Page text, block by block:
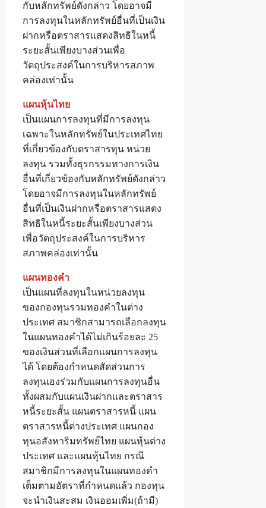
กับหลักทรัพย์ดังกล่าว โดยอาจมี
การลงทุนในหลักทรัพย์อื่นที่เป็นเงิน
ฝากหรือตราสารแสดงสิทธิในหนี้
ระยะสั้นเพียงบางส่วนเพื่อ
วัตถุประสงค์ในการบริหารสภาพ
คล่องเท่านั้น
แผนหุ้นไทย
เป็นแผนการลงทุนที่มีการลงทุน
เฉพาะในหลักทรัพย์ในประเทศไทย
ที่เกี่ยวข้องกับตราสารทุน หน่วย
ลงทุน รวมทั้งธุรกรรมทางการเงิน
อื่นที่เกี่ยวข้องกับหลักทรัพย์ดังกล่าว
โดยอาจมีการลงทุนในหลักทรัพย์
อื่นที่เป็นเงินฝากหรือตราสารแสดง
สิทธิในหนี้ระยะสั้นเพียงบางส่วน
เพื่อวัตถุประสงค์ในการบริหาร
สภาพคล่องเท่านั้น
แผนทองคำ
เป็นแผนที่ลงทุนในหน่วยลงทุน
ของกองทุนรวมทองคำในต่าง
ประเทศ สมาชิกสามารถเลือกลงทุน
ในแผนทองคำได้ไม่เกินร้อยละ 25
ของเงินส่วนที่เลือกแผนการลงทุน
ได้ โดยต้องกำหนดสัดส่วนการ
ลงทุนเองร่วมกับแผนการลงทุนอื่น
ทั้งผสมกับแผนเงินฝากและตราสาร
หนี้ระยะสั้น แผนตราสารหนี้ แผน
ตราสารหนี้ต่างประเทศ แผนกอง
ทุนอสังหาริมทรัพย์ไทย แผนหุ้นต่าง
ประเทศ และแผนหุ้นไทย กรณี
สมาชิกมีการลงทุนในแผนทองคำ
เต็มตามอัตราที่กำหนดแล้ว กองทุน
จะนำเงินสะสม เงินออมเพิ่ม(ถ้ามี)